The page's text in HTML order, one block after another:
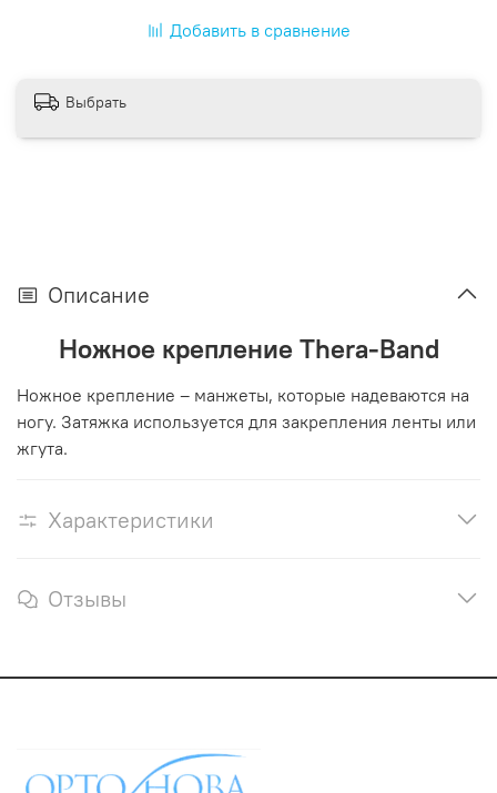
Добавить в сравнение
Выбрать
Описание
Ножное крепление Thera-Band
Ножное крепление – манжеты, которые надеваются на
ногу. Затяжка используется для закрепления ленты или
жгута.
Характеристики
Отзывы